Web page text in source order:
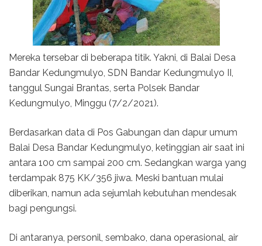
Mereka tersebar di beberapa titik. Yakni, di Balai Desa
Bandar Kedungmulyo, SDN Bandar Kedungmulyo II,
tanggul Sungai Brantas, serta Polsek Bandar
Kedungmulyo, Minggu (7/2/2021).
Berdasarkan data di Pos Gabungan dan dapur umum
Balai Desa Bandar Kedungmulyo, ketinggian air saat ini
antara 100 cm sampai 200 cm. Sedangkan warga yang
terdampak 875 KK/356 jiwa. Meski bantuan mulai
diberikan, namun ada sejumlah kebutuhan mendesak
bagi pengungsi.
Di antaranya, personil, sembako, dana operasional, air